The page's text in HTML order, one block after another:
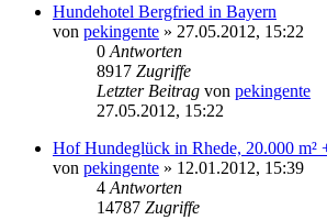
Hundehotel Bergfried in Bayern
von pekingente » 27.05.2012, 15:22
0 Antworten
8917 Zugriffe
Letzter Beitrag von pekingente
27.05.2012, 15:22
Hof Hundeglück in Rhede, 20.000 m²
von pekingente » 12.01.2012, 15:39
4 Antworten
14787 Zugriffe